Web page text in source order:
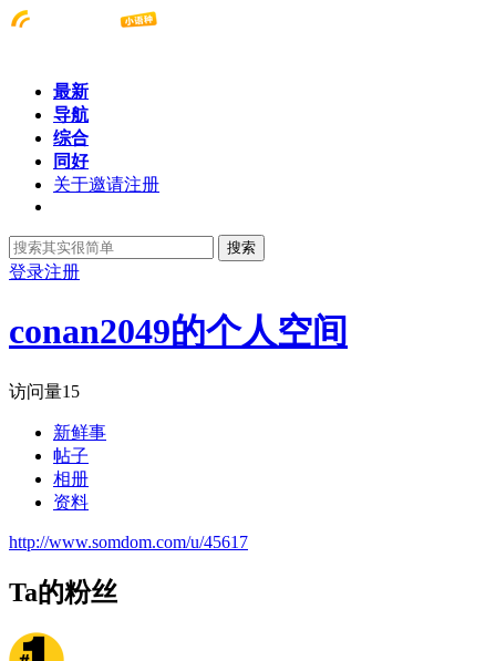
最新
导航
综合
同好
关于邀请注册
搜索
登录注册
conan2049的个人空间
访问量15
新鲜事
帖子
相册
资料
http://www.somdom.com/u/45617
Ta的粉丝